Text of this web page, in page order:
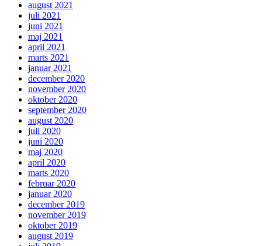
august 2021
juli 2021
juni 2021
maj 2021
april 2021
marts 2021
januar 2021
december 2020
november 2020
oktober 2020
september 2020
august 2020
juli 2020
juni 2020
maj 2020
april 2020
marts 2020
februar 2020
januar 2020
december 2019
november 2019
oktober 2019
august 2019